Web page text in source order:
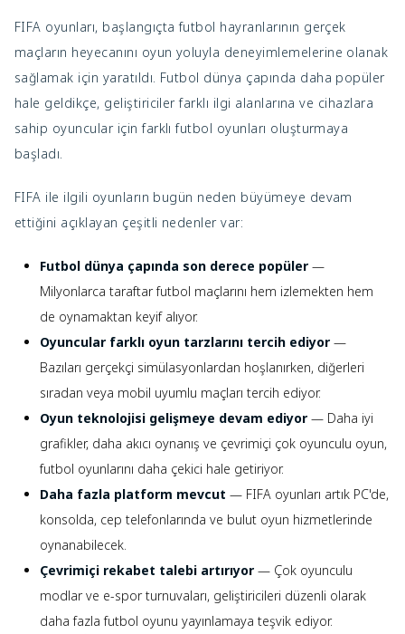
FIFA oyunları, başlangıçta futbol hayranlarının gerçek
maçların heyecanını oyun yoluyla deneyimlemelerine olanak
sağlamak için yaratıldı. Futbol dünya çapında daha popüler
hale geldikçe, geliştiriciler farklı ilgi alanlarına ve cihazlara
sahip oyuncular için farklı futbol oyunları oluşturmaya
başladı.
FIFA ile ilgili oyunların bugün neden büyümeye devam
ettiğini açıklayan çeşitli nedenler var:
Futbol dünya çapında son derece popüler —
Milyonlarca taraftar futbol maçlarını hem izlemekten hem
de oynamaktan keyif alıyor.
Oyuncular farklı oyun tarzlarını tercih ediyor —
Bazıları gerçekçi simülasyonlardan hoşlanırken, diğerleri
sıradan veya mobil uyumlu maçları tercih ediyor.
Oyun teknolojisi gelişmeye devam ediyor — Daha iyi
grafikler, daha akıcı oynanış ve çevrimiçi çok oyunculu oyun,
futbol oyunlarını daha çekici hale getiriyor.
Daha fazla platform mevcut — FIFA oyunları artık PC'de,
konsolda, cep telefonlarında ve bulut oyun hizmetlerinde
oynanabilecek.
Çevrimiçi rekabet talebi artırıyor — Çok oyunculu
modlar ve e-spor turnuvaları, geliştiricileri düzenli olarak
daha fazla futbol oyunu yayınlamaya teşvik ediyor.